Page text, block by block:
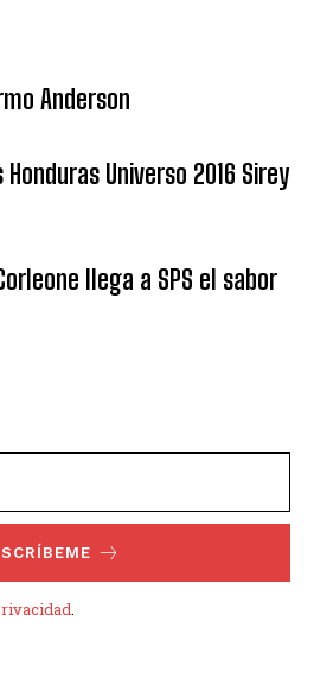
Anderson
Universo 2016 Sirey
llega a SPS el sabor
.